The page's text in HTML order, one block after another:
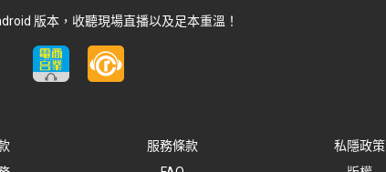
版本，收聽現場直播以及足本重溫！
服務條款 私隱政策